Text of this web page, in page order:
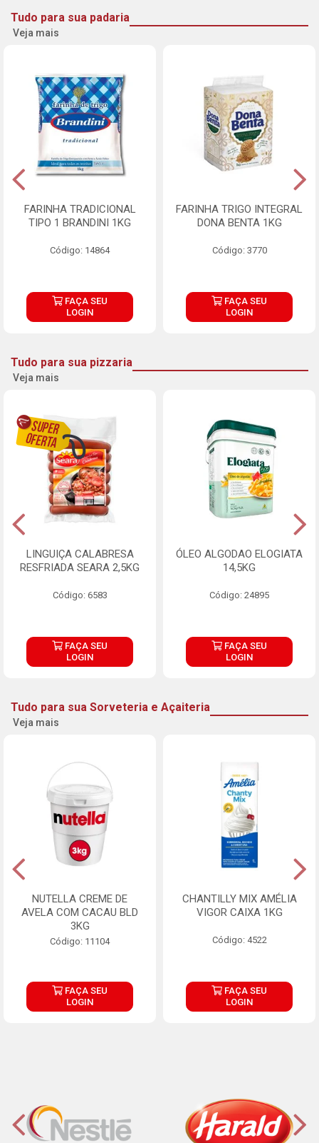
Tudo para sua padaria
Veja mais
FARINHA TRADICIONAL
TIPO 1 BRANDINI 1KG
Código: 14864
FAÇA SEU
LOGIN
FARINHA TRIGO INTEGRAL
DONA BENTA 1KG
Código: 3770
FAÇA SEU
LOGIN
Tudo para sua pizzaria
Veja mais
LINGUIÇA CALABRESA
RESFRIADA SEARA 2,5KG
Código: 6583
FAÇA SEU
LOGIN
ÓLEO ALGODAO ELOGIATA
14,5KG
Código: 24895
FAÇA SEU
LOGIN
Tudo para sua Sorveteria e Açaiteria
Veja mais
NUTELLA CREME DE
AVELA COM CACAU BLD
3KG
Código: 11104
FAÇA SEU
LOGIN
CHANTILLY MIX AMÉLIA
VIGOR CAIXA 1KG
Código: 4522
FAÇA SEU
LOGIN